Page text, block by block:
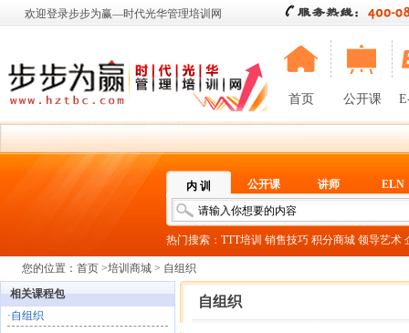
欢迎登录步步为赢—时代光华管理培训网
首页 公开课
内 训 公开课 讲师 ELN
热门搜索： TTT培训 销售技巧 积分商城 领导艺术
您的位置： 首页 >培训商城 > 自组织
相关课程包
·自组织
自组织